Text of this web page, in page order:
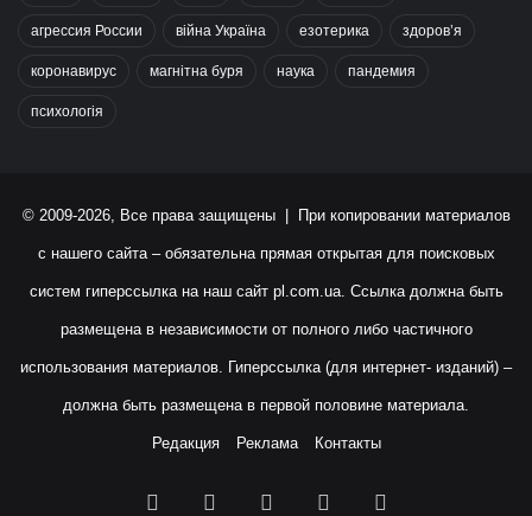
агрессия России війна Україна езотерика здоров’я
коронавирус магнітна буря наука пандемия
психологія
© 2009-2026, Все права защищены | При копировании материалов
с нашего сайта – обязательна прямая открытая для поисковых
систем гиперссылка на наш сайт pl.com.ua. Ссылка должна быть
размещена в независимости от полного либо частичного
использования материалов. Гиперссылка (для интернет- изданий) –
должна быть размещена в первой половине материала.
Редакция Реклама Контакты
Facebook YouTubeInstagram